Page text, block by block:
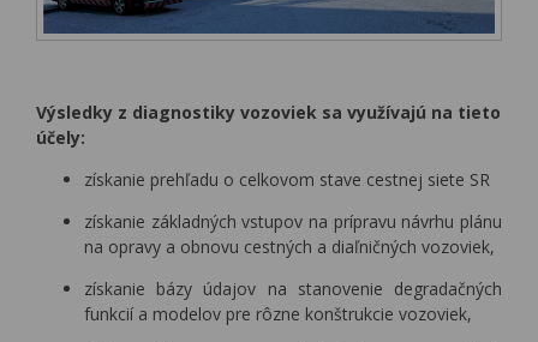
Výsledky z diagnostiky vozoviek sa využívajú na tieto
účely:
získanie prehľadu o celkovom stave cestnej siete SR
získanie základných vstupov na prípravu návrhu plánu
na opravy a obnovu cestných a diaľničných vozoviek,
získanie bázy údajov na stanovenie degradačných
funkcií a modelov pre rôzne konštrukcie vozoviek,